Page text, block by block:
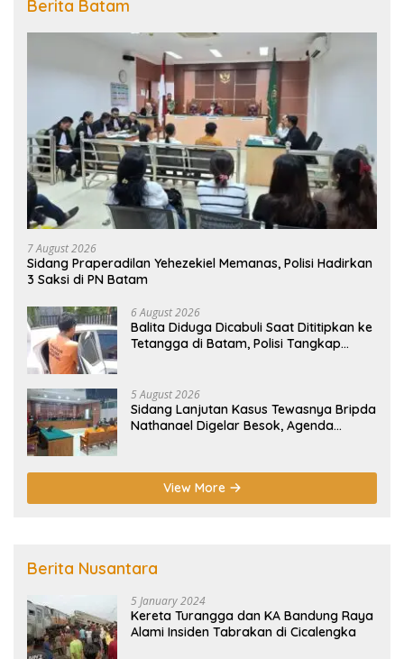
Berita Batam
7 August 2026
Sidang Praperadilan Yehezekiel Memanas, Polisi Hadirkan
3 Saksi di PN Batam
6 August 2026
Balita Diduga Dicabuli Saat Dititipkan ke
Tetangga di Batam, Polisi Tangkap
5 August 2026
Sidang Lanjutan Kasus Tewasnya Bripda
Nathanael Digelar Besok, Agenda
View More
Berita Nusantara
5 January 2024
Kereta Turangga dan KA Bandung Raya
Alami Insiden Tabrakan di Cicalengka